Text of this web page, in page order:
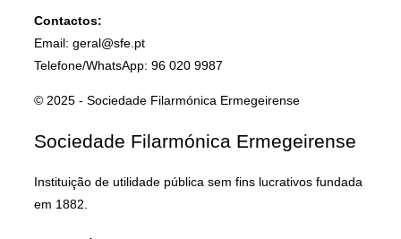
Contactos:
Email: geral@sfe.pt
Telefone/WhatsApp: 96 020 9987
© 2025 - Sociedade Filarmónica Ermegeirense
Sociedade Filarmónica Ermegeirense
Instituição de utilidade pública sem fins lucrativos fundada
em 1882.